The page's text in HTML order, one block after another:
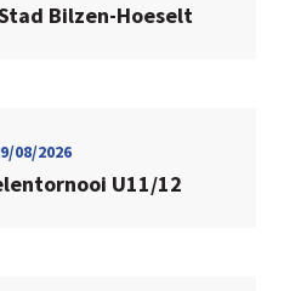
Bilzen-Hoeselt
08/2026
U11/12